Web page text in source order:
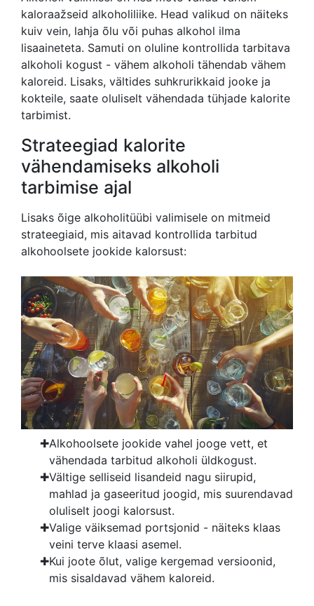
kaloraažseid alkoholiliike. Head valikud on näiteks
kuiv vein, lahja õlu või puhas alkohol ilma
lisaaineteta. Samuti on oluline kontrollida tarbitava
alkoholi kogust - vähem alkoholi tähendab vähem
kaloreid. Lisaks, vältides suhkrurikkaid jooke ja
kokteile, saate oluliselt vähendada tühjade kalorite
tarbimist.
Strateegiad kalorite
vähendamiseks alkoholi
tarbimise ajal
Lisaks õige alkoholitüübi valimisele on mitmeid
strateegiaid, mis aitavad kontrollida tarbitud
alkohoolsete jookide kalorsust:
Alkohoolsete jookide vahel jooge vett, et
vähendada tarbitud alkoholi üldkogust.
Vältige selliseid lisandeid nagu siirupid,
mahlad ja gaseeritud joogid, mis suurendavad
oluliselt joogi kalorsust.
Valige väiksemad portsjonid - näiteks klaas
veini terve klaasi asemel.
Kui joote õlut, valige kergemad versioonid,
mis sisaldavad vähem kaloreid.